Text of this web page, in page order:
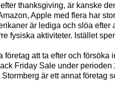
thanksgiving, är kanske
Apple med flera har
är lediga och slöa
fysiska aktiviteter. Istället
företag att ta efter och försöka
Friday Sale under
är ett annat företag